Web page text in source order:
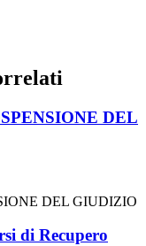
DEL
DEL GIUDIZIO
di Recupero